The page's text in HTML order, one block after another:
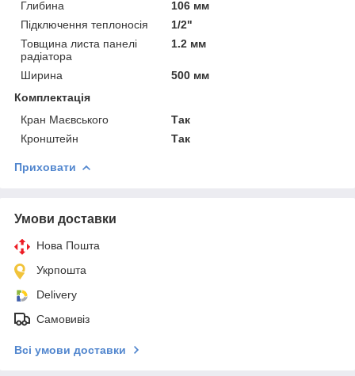
Глибина
106 мм
Підключення теплоносія
1/2"
Товщина листа панелі
радіатора
1.2 мм
Ширина
500 мм
Комплектація
Кран Маєвського
Так
Кронштейн
Так
Приховати
Умови доставки
Нова Пошта
Укрпошта
Delivery
Самовивіз
Всі умови доставки